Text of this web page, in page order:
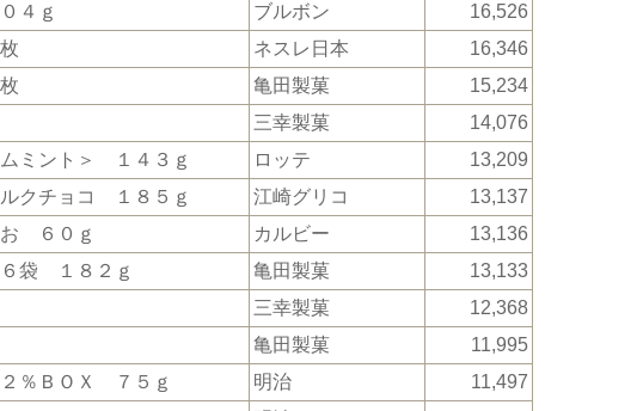
４ｇ ブルボン
16,526
ネスレ日本
16,346
亀田製菓
15,234
三幸製菓
14,076
ミント＞ １４３ｇ ロッテ
13,209
クチョコ １８５ｇ 江崎グリコ
13,137
６０ｇ カルビー
13,136
袋 １８２ｇ 亀田製菓
13,133
三幸製菓
12,368
亀田製菓
11,995
％ＢＯＸ ７５ｇ 明治
11,497